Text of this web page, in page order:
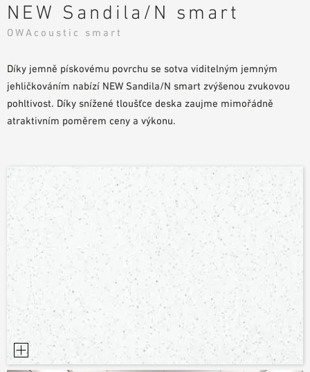
TEXTY PRO VÝBĚROVÁ ŘÍZENÍ
SOUBORY KE STAŽENÍ
POMŮCKY PRO PLÁNOVÁNÍ
VIDEA
NEW Sandila/N smart
OWAcoustic smart
Díky jemně pískovému povrchu se sotva viditelným jemným
jehličkováním nabízí NEW Sandila/N smart zvýšenou zvukovou
pohltivost. Díky snížené tloušťce deska zaujme mimořádně
atraktivním poměrem ceny a výkonu.